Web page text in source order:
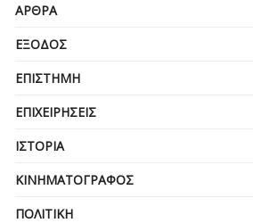
ΆΡΘΡΑ
ΈΞΟΔΟΣ
ΕΠΙΣΤΉΜΗ
ΕΠΙΧΕΙΡΗΣΕΙΣ
ΙΣΤΟΡΊΑ
ΚΙΝΗΜΑΤΟΓΡΆΦΟΣ
ΠΟΛΙΤΙΚΉ